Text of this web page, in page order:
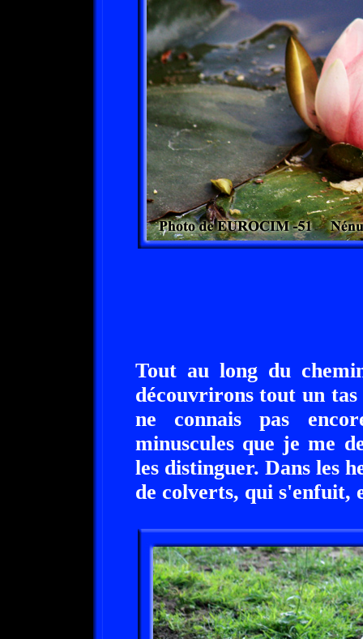
Tout au long du
découvrirons tout un
ne connais pas
minuscules que je me
les distinguer. Dans les
de colverts, qui s'enfuit,